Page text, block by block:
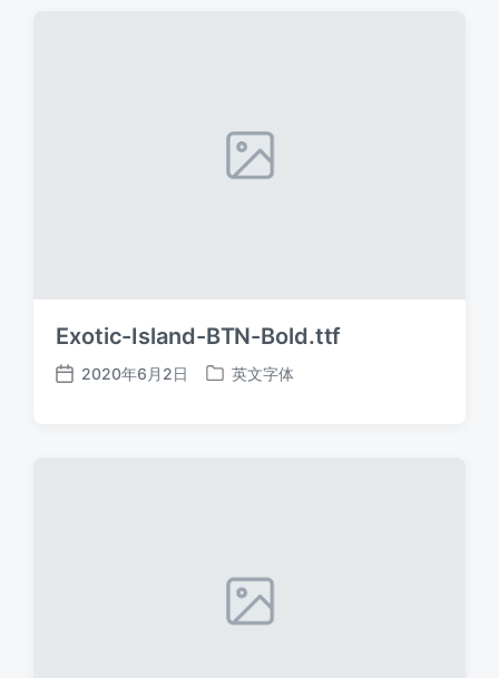
Exotic-Island-BTN-Bold.ttf
发
2020年6月2日
发
英文字体